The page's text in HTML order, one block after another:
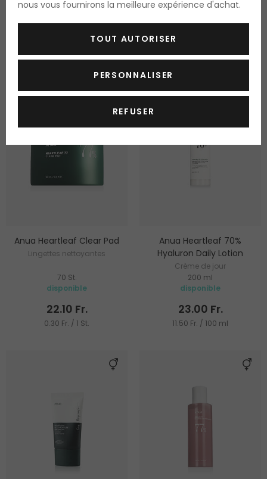
disponible
22.95 Fr.
45.85 Fr. / 100 ml
disponible
23.75 Fr.
9.50 Fr. / 100 ml
Anua Heartleaf Clear Pad
Lingettes nettoyantes
70 St.
disponible
22.10 Fr.
0.30 Fr. / 1 St.
Anua Heartleaf 70%
Hyaluron Daily Lotion
Crème de jour
200 ml
disponible
23.00 Fr.
11.50 Fr. / 100 ml
nous vous fournirons la meilleure expérience d'achat.
TOUT AUTORISER
PERSONNALISER
REFUSER